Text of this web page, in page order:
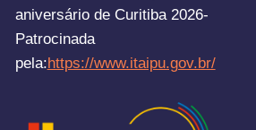
aniversário de Curitiba 2026-
Patrocinada
pela:https://www.itaipu.gov.br/